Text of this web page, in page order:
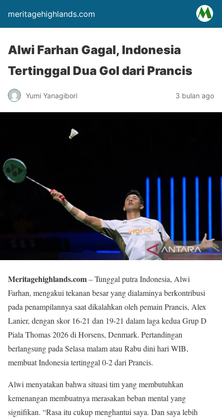
meritagehighlands.com
Alwi Farhan Gagal, Indonesia
Tertinggal Dua Gol dari Prancis
Yumi Yanagibori 3 bulan ago
Meritagehighlands.com– Tunggal putra Indonesia, Alwi
Farhan, mengakui tekanan besar yang dialaminya berkontribusi
pada penampilannya saat dikalahkan oleh pemain Prancis, Alex
Lanier, dengan skor 16-21 dan 19-21 dalam laga kedua Grup D
Piala Thomas 2026 di Horsens, Denmark. Pertandingan
berlangsung pada Selasa malam atau Rabu dini hari WIB,
membuat Indonesia tertinggal 0-2 dari Prancis.
Alwi menyatakan bahwa situasi tim yang membutuhkan
kemenangan membuatnya merasakan beban mental yang
signifikan. “Rasa itu cukup menghantui saya. Dan saya lebih